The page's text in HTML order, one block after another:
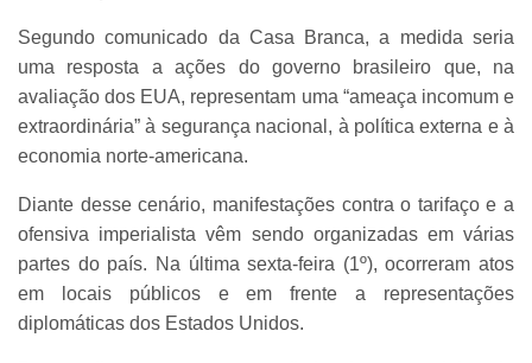
Segundo comunicado da Casa Branca, a medida seria
uma resposta a ações do governo brasileiro que, na
avaliação dos EUA, representam uma “ameaça incomum e
extraordinária” à segurança nacional, à política externa e à
economia norte-americana.
Diante desse cenário, manifestações contra o tarifaço e a
ofensiva imperialista vêm sendo organizadas em várias
partes do país. Na última sexta-feira (1º), ocorreram atos
em locais públicos e em frente a representações
diplomáticas dos Estados Unidos.